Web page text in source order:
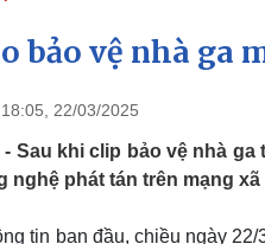
sự
sự thật
Dấu ấn VOV
Quân sự -
Vũ khí
Phân tích
bảo vệ nhà ga
22/03/2025
- Sau khi clip bảo vệ nhà
nghệ phát tán trên mạng
tin ban đầu, chiều ngày